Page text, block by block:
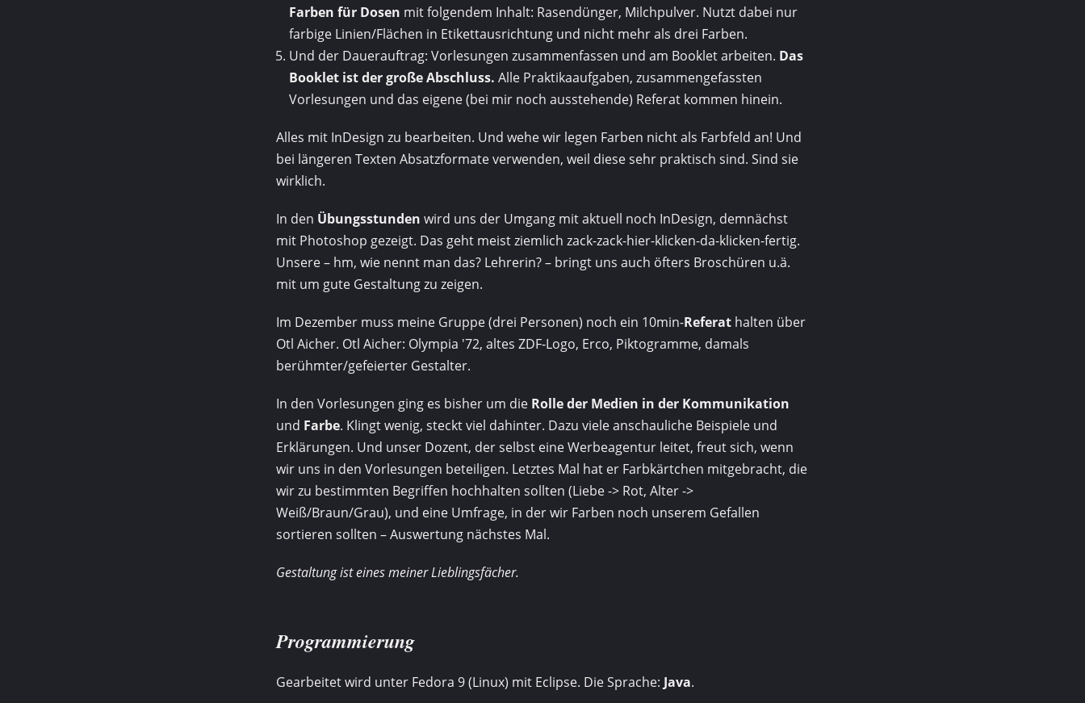
Farben für Dosen mit folgendem Inhalt: Rasendünger, Milchpulver. Nutzt dabei nur
farbige Linien/Flächen in Etikettausrichtung und nicht mehr als drei Farben.
Und der Dauerauftrag: Vorlesungen zusammenfassen und am Booklet arbeiten. Das
Booklet ist der große Abschluss. Alle Praktikaaufgaben, zusammengefassten
Vorlesungen und das eigene (bei mir noch ausstehende) Referat kommen hinein.
Alles mit InDesign zu bearbeiten. Und wehe wir legen Farben nicht als Farbfeld an! Und
bei längeren Texten Absatzformate verwenden, weil diese sehr praktisch sind. Sind sie
wirklich.
In den Übungsstunden wird uns der Umgang mit aktuell noch InDesign, demnächst
mit Photoshop gezeigt. Das geht meist ziemlich zack-zack-hier-klicken-da-klicken-fertig.
Unsere – hm, wie nennt man das? Lehrerin? – bringt uns auch öfters Broschüren u.ä.
mit um gute Gestaltung zu zeigen.
Im Dezember muss meine Gruppe (drei Personen) noch ein 10min-Referat halten über
Otl Aicher. Otl Aicher: Olympia '72, altes ZDF-Logo, Erco, Piktogramme, damals
berühmter/gefeierter Gestalter.
In den Vorlesungen ging es bisher um die Rolle der Medien in der Kommunikation
und Farbe. Klingt wenig, steckt viel dahinter. Dazu viele anschauliche Beispiele und
Erklärungen. Und unser Dozent, der selbst eine Werbeagentur leitet, freut sich, wenn
wir uns in den Vorlesungen beteiligen. Letztes Mal hat er Farbkärtchen mitgebracht, die
wir zu bestimmten Begriffen hochhalten sollten (Liebe -> Rot, Alter ->
Weiß/Braun/Grau), und eine Umfrage, in der wir Farben noch unserem Gefallen
sortieren sollten – Auswertung nächstes Mal.
Gestaltung ist eines meiner Lieblingsfächer.
Programmierung
Gearbeitet wird unter Fedora 9 (Linux) mit Eclipse. Die Sprache: Java.